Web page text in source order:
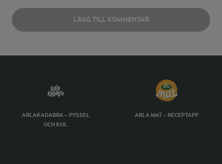
LÄGG TILL KOMMENTAR
ARLAKADABRA – PYSSEL
OCH KUL
ARLA MAT – RECEPTAPP